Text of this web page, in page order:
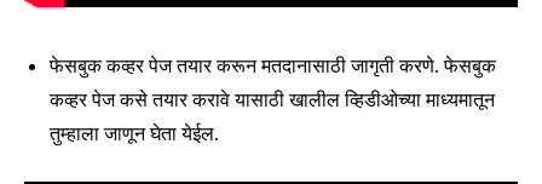
फेसबुक कव्हर पेज तयार करून मतदानासाठी जागृती करणे. फेसबुक
कव्हर पेज कसे तयार करावे यासाठी खालील व्हिडीओच्या माध्यमातून
तुम्हाला जाणून घेता येईल.